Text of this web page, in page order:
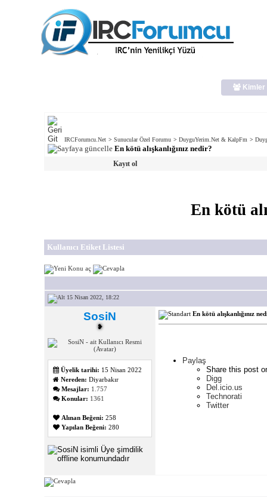
Kimler
IRCForumcu.Net > Sunucular Özel Forumu > DuyguYerim.Net & KalpFm >
En kötü alışkanlığınız nedir?
Kayıt ol
En kötü
Kullanıcı Etiket Listesi
15 Nisan 2022, 18:22
SosiN
❥
Üyelik tarihi: 15 Nisan 2022
Nereden: Diyarbakır
Mesajlar: 1.757
Konular: 1361
Alınan Beğeni: 258
Yapılan Beğeni: 280
En kötü alışkanlığınız
Paylaş
Share this post
Digg
Del.icio.us
Technorati
Twitter